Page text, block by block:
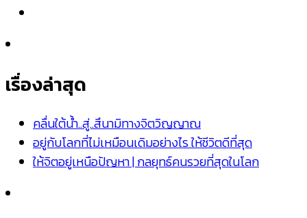
เรื่องล่าสุด
คลื่นใต้น้ำ..สู่..สึนามิทางจิตวิญญาณ
อยู่กับโลกที่ไม่เหมือนเดิมอย่างไร ให้ชีวิตดีที่สุด
ให้จิตอยู่เหนือปัญหา | กลยุทธ์คนรวยที่สุดในโลก